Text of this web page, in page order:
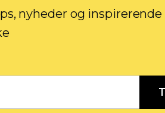
nyheder og